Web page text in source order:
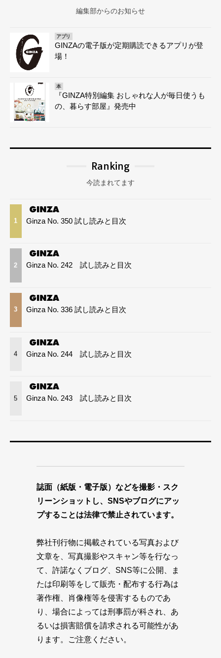
編集部からのお知らせ
アプリ
GINZAの電子版が定期購読できるアプリが登
場！
本
『GINZA特別編集 おしゃれな人が毎日使うも
の、暮らす部屋』発売中
Ranking
今読まれてます
1 Ginza No. 350 試し読みと目次
2 Ginza No. 242 試し読みと目次
3 Ginza No. 336 試し読みと目次
4 Ginza No. 244 試し読みと目次
5 Ginza No. 243 試し読みと目次
誌面（紙版・電子版）などを撮影・スク
リーンショットし、SNSやブログにアッ
プすることは法律で禁止されています。
弊社刊行物に掲載されている写真および
文章を、写真撮影やスキャン等を行なっ
て、許諾なくブログ、SNS等に公開、ま
たは印刷等をして販売・配布する行為は
著作権、肖像権等を侵害するものであ
り、場合によっては刑事罰が科され、あ
るいは損害賠償を請求される可能性があ
ります。ご注意ください。